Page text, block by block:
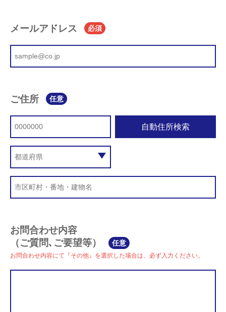
メールアドレス 必須
ご住所 任意
自動住所検索
お問合わせ内容
（ご質問､ご要望等）
任意
お問合わせ内容にて『その他』を選択した場合は、必ず入力ください。